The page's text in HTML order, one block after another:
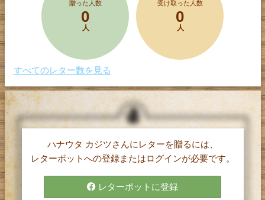
贈った人数
0
人
受け取った人数
0
人
すべてのレター数を見る
レターポット(α)は、
1文字5円で購入したポイントを使って、
気持ちを伝えたい相手に手紙（レター）を
贈ることができるサービスです。
ハナウタ カジツさんにレターを贈るには、
レターポットへの登録またはログインが必要です。
レターポットに登録